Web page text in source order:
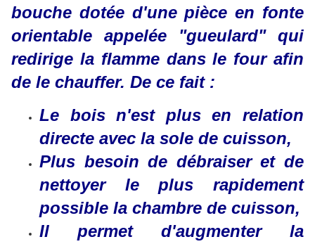
bouche dotée d'une pièce en fonte
orientable appelée "gueulard" qui
redirige la flamme dans le four afin
de le chauffer. De ce fait :
Le bois n'est plus en relation
directe avec la sole de cuisson,
Plus besoin de débraiser et de
nettoyer le plus rapidement
possible la chambre de cuisson,
Il permet d'augmenter la